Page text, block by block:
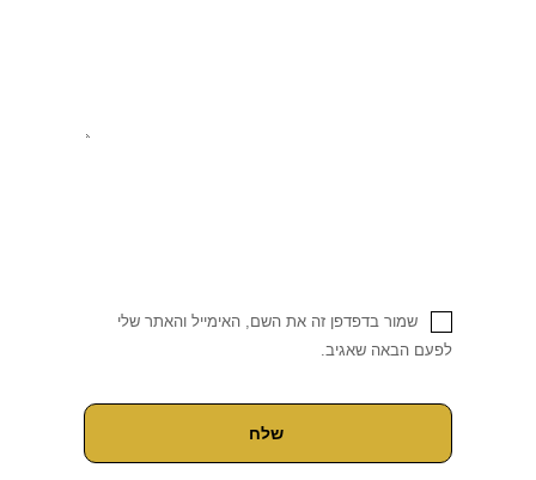
שמור בדפדפן זה את השם, האימייל והאתר שלי
לפעם הבאה שאגיב.